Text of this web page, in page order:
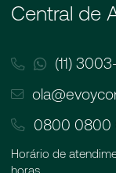
Central de
(11)
0800 0800
Horário de
horas.